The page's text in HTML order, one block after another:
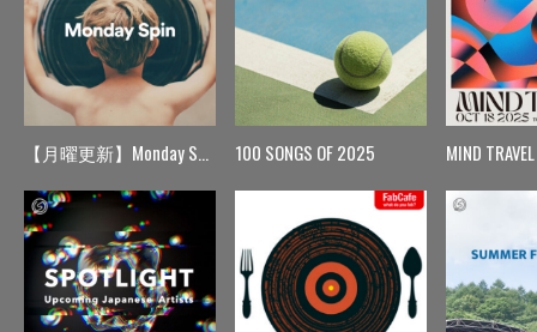
【月曜更新】Monday Spin 100 SONGS OF 2025 MIND TRAVEL